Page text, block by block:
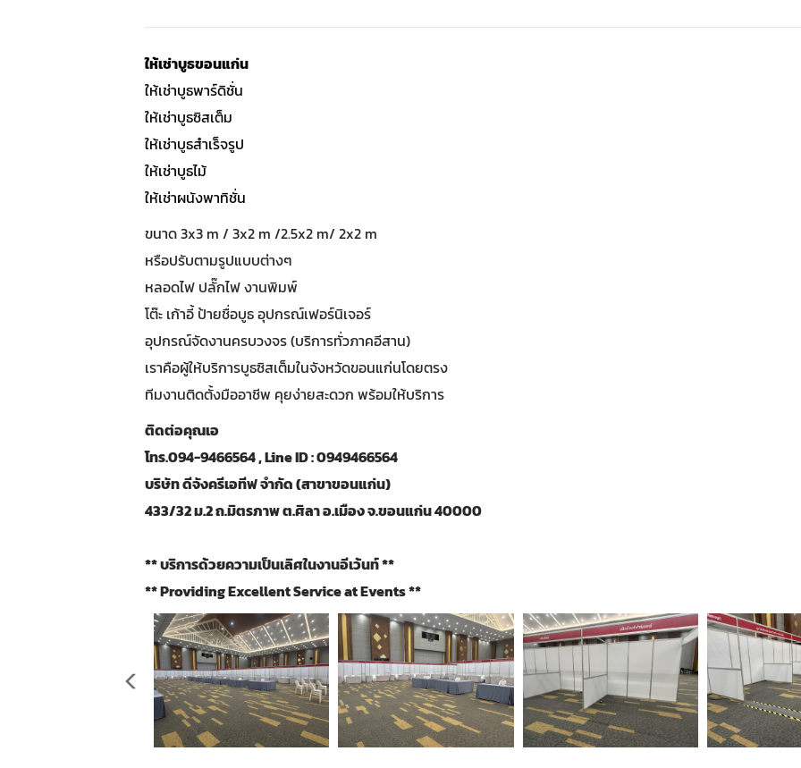
ให้เช่าบูธขอนแก่น
ให้เช่าบูธพาร์ดิชั่น
ให้เช่าบูธซิสเต็ม
ให้เช่าบูธสำเร็จรูป
ให้เช่าบูธไม้
ให้เช่าผนังพาทิชั่น
ขนาด 3x3 m / 3x2 m /2.5x2 m/ 2x2 m
หรือปรับตามรูปแบบต่างๆ
หลอดไฟ ปลั๊กไฟ งานพิมพ์
โต๊ะ เก้าอี้ ป้ายชื่อบูธ อุปกรณ์เฟอร์นิเจอร์
อุปกรณ์จัดงานครบวงจร (บริการทั่วภาคอีสาน)
เราคือผู้ให้บริการบูธซิสเต็มในจังหวัดขอนแก่นโดยตรง
ทีมงานติดตั้งมืออาชีพ คุยง่ายสะดวก พร้อมให้บริการ
ติดต่อคุณเอ
โทร.094-9466564 , Line ID : 0949466564
บริษัท ดีจังครีเอทีฟ จำกัด (สาขาขอนแก่น)
433/32 ม.2 ถ.มิตรภาพ ต.ศิลา อ.เมือง จ.ขอนแก่น 40000
** บริการด้วยความเป็นเลิศในงานอีเว้นท์ **
** Providing Excellent Service at Events **